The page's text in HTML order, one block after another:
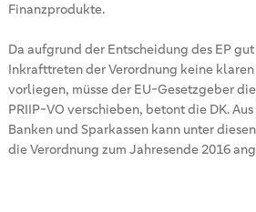
Finanzprodukte.
Da aufgrund der Entscheidung des EP
Inkrafttreten der Verordnung keine
vorliegen, müsse der EU-Gesetzgeber
PRIIP-VO verschieben, betont die DK.
Banken und Sparkassen kann unter
die Verordnung zum Jahresende 2016